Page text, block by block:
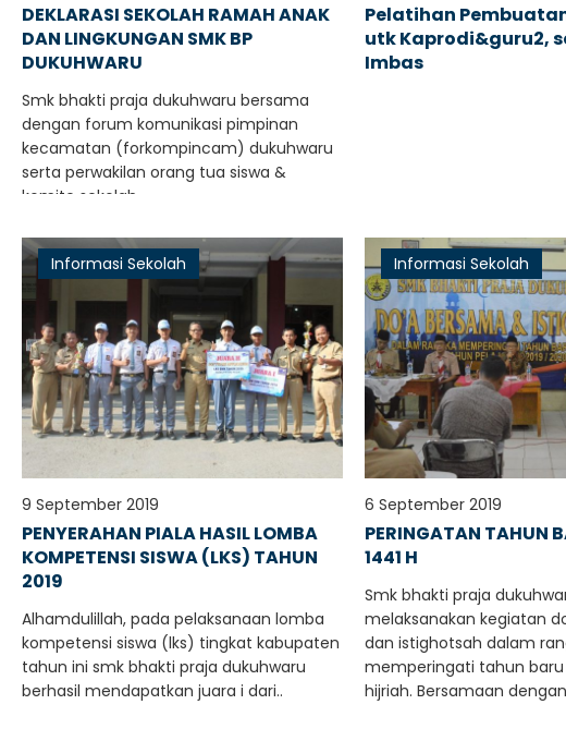
DEKLARASI SEKOLAH RAMAH ANAK
DAN LINGKUNGAN SMK BP
DUKUHWARU
Smk bhakti praja dukuhwaru bersama
dengan forum komunikasi pimpinan
kecamatan (forkompincam) dukuhwaru
serta perwakilan orang tua siswa &
komite sekolah..
Pelatihan
utk Kaprodi&guru2,
Imbas
Informasi Sekolah
9 September 2019
PENYERAHAN PIALA HASIL LOMBA
KOMPETENSI SISWA (LKS) TAHUN
2019
Alhamdulillah, pada pelaksanaan lomba
kompetensi siswa (lks) tingkat kabupaten
tahun ini smk bhakti praja dukuhwaru
berhasil mendapatkan juara i dari..
Informasi Sekolah
6 September 2019
PERINGATAN TAHUN
1441 H
Smk bhakti praja
melaksanakan kegiatan
dan istighotsah dalam
memperingati tahun baru
hijriah. Bersamaan